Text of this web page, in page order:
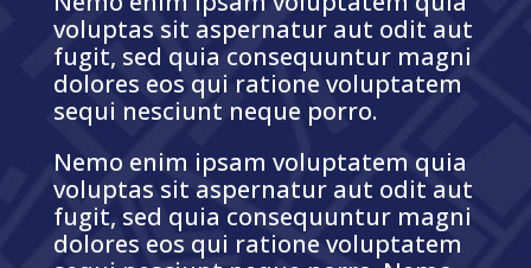
voluptas sit aspernatur aut odit aut
fugit, sed quia consequuntur magni
dolores eos qui ratione voluptatem
sequi nesciunt neque porro.
Nemo enim ipsam voluptatem quia
voluptas sit aspernatur aut odit aut
fugit, sed quia consequuntur magni
dolores eos qui ratione voluptatem